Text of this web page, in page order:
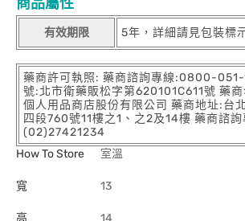
有效期限 5年，詳細請見包裝標
藥商許可執照: 藥商諮詢專線:0800-051-
號:北市衛藥販松字第620101C611號 藥
個人用品商店股份有限公司 藥商地址:台
四段760號11樓之1、之2及14樓 藥商諮詢
(02)27421234
How To Store
室溫
寬 13
高 14